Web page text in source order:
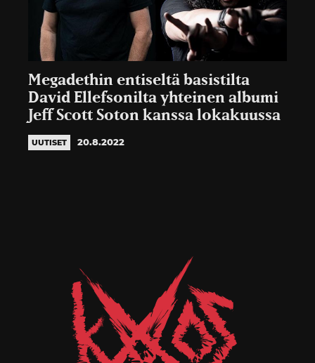
Megadethin entiseltä basistilta
David Ellefsonilta yhteinen albumi
Jeff Scott Soton kanssa lokakuussa
UUTISET 20.8.2022